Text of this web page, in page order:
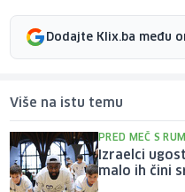
Dodajte Klix.ba među
Više na istu temu
PRED MEČ S
Izraelci
malo ih čini